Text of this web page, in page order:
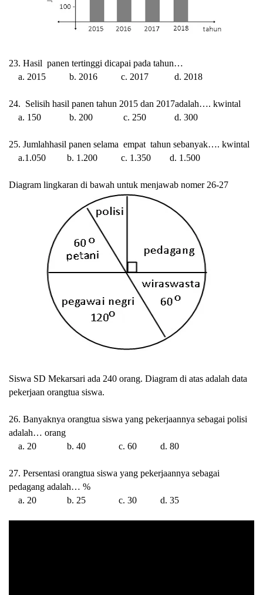
23. Hasil panen tertinggi dicapai pada tahun…
a. 2015 b. 2016 c. 2017 d. 2018
24. Selisih hasil panen tahun 2015 dan 2017adalah…. kwintal
a. 150 b. 200 c. 250 d. 300
25. Jumlahhasil panen selama empat tahun sebanyak…. kwintal
a.1.050 b. 1.200 c. 1.350 d. 1.500
Diagram lingkaran di bawah untuk menjawab nomer 26-27
Siswa SD Mekarsari ada 240 orang. Diagram di atas adalah data
pekerjaan orangtua siswa.
26. Banyaknya orangtua siswa yang pekerjaannya sebagai polisi
adalah… orang
a. 20 b. 40 c. 60 d. 80
27. Persentasi orangtua siswa yang pekerjaannya sebagai
pedagang adalah… %
a. 20 b. 25 c. 30 d. 35